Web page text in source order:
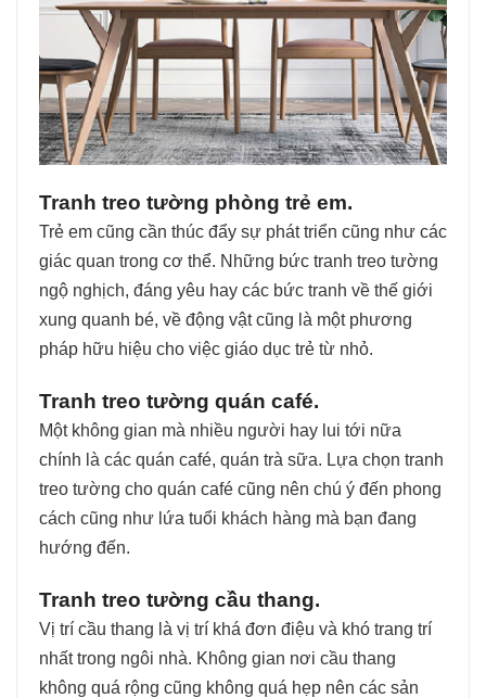
Tranh treo tường phòng trẻ em.
Trẻ em cũng cần thúc đẩy sự phát triển cũng như các
giác quan trong cơ thể. Những bức tranh treo tường
ngộ nghịch, đáng yêu hay các bức tranh về thế giới
xung quanh bé, về động vật cũng là một phương
pháp hữu hiệu cho việc giáo dục trẻ từ nhỏ.
Tranh treo tường quán café.
Một không gian mà nhiều người hay lui tới nữa
chính là các quán café, quán trà sữa. Lựa chọn tranh
treo tường cho quán café cũng nên chú ý đến phong
cách cũng như lứa tuổi khách hàng mà bạn đang
hướng đến.
Tranh treo tường cầu thang.
Vị trí cầu thang là vị trí khá đơn điệu và khó trang trí
nhất trong ngôi nhà. Không gian nơi cầu thang
không quá rộng cũng không quá hẹp nên các sản